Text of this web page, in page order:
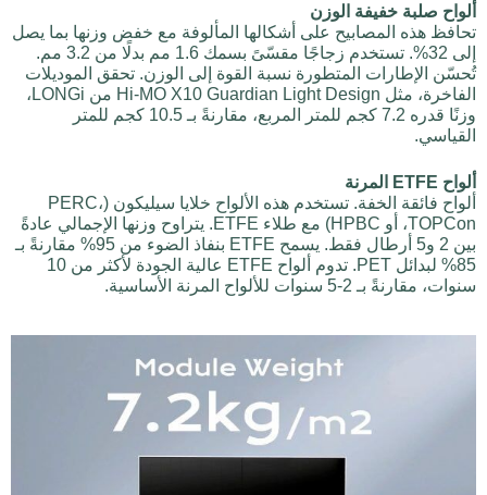
ألواح صلبة خفيفة الوزن
تحافظ هذه المصابيح على أشكالها المألوفة مع خفض وزنها بما يصل
إلى 32%. تستخدم زجاجًا مقسّىً بسمك 1.6 مم بدلًا من 3.2 مم.
تُحسّن الإطارات المتطورة نسبة القوة إلى الوزن. تحقق الموديلات
الفاخرة، مثل Hi-MO X10 Guardian Light Design من LONGi،
وزنًا قدره 7.2 كجم للمتر المربع، مقارنةً بـ 10.5 كجم للمتر
القياسي.
ألواح ETFE المرنة
ألواح فائقة الخفة. تستخدم هذه الألواح خلايا سيليكون (PERC،
TOPCon، أو HPBC) مع طلاء ETFE. يتراوح وزنها الإجمالي عادةً
بين 2 و5 أرطال فقط. يسمح ETFE بنفاذ الضوء من 95% مقارنةً بـ
85% لبدائل PET. تدوم ألواح ETFE عالية الجودة لأكثر من 10
سنوات، مقارنةً بـ 2-5 سنوات للألواح المرنة الأساسية.